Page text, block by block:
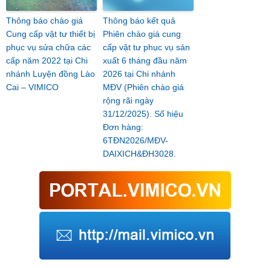
Thông báo chào giá
Cung cấp vật tư thiết bị
phục vụ sửa chữa các
cấp năm 2022 tại Chi
nhánh Luyện đồng Lào
Cai – VIMICO
Thông báo kết quả
Phiên chào giá cung
cấp vật tư phục vụ sản
xuất 6 tháng đầu năm
2026 tại Chi nhánh
MĐV (Phiên chào giá
rộng rãi ngày
31/12/2025). Số hiệu
Đơn hàng:
6TĐN2026/MĐV-
DAIXICH&ĐH3028.